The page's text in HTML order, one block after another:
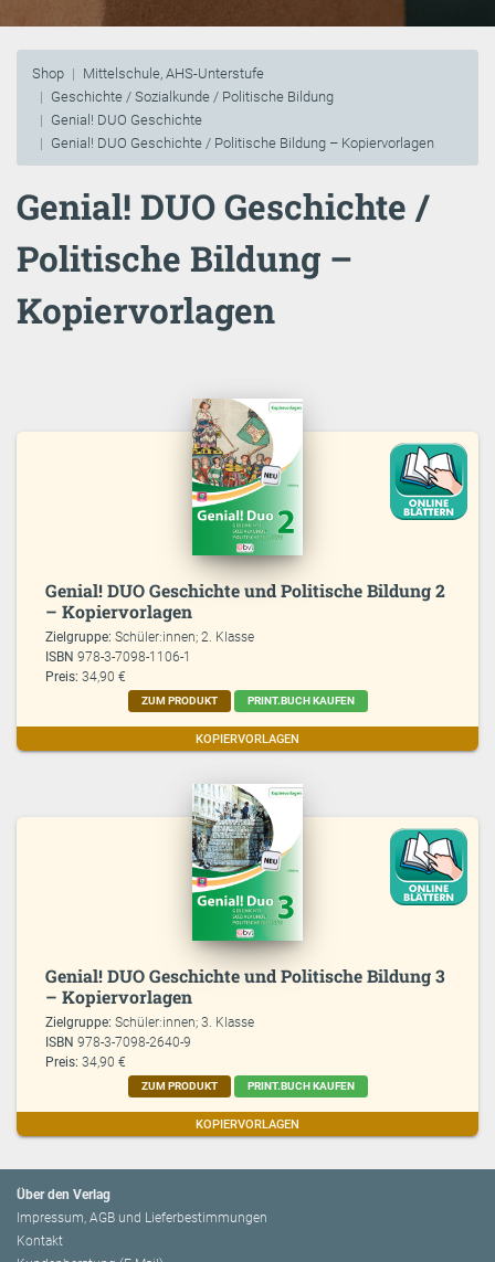
Shop
Mittelschule, AHS-Unterstufe
Geschichte / Sozialkunde / Politische Bildung
Genial! DUO Geschichte
Genial! DUO Geschichte / Politische Bildung – Kopiervorlagen
Genial! DUO Geschichte /
Politische Bildung –
Kopiervorlagen
Genial! DUO Geschichte und Politische Bildung 2
– Kopiervorlagen
Zielgruppe:Schüler:innen; 2. Klasse
ISBN978-3-7098-1106-1
Preis: 34,90 €
ZUM PRODUKT PRINT.BUCH KAUFEN
KOPIERVORLAGEN
Genial! DUO Geschichte und Politische Bildung 3
– Kopiervorlagen
Zielgruppe:Schüler:innen; 3. Klasse
ISBN978-3-7098-2640-9
Preis: 34,90 €
ZUM PRODUKT PRINT.BUCH KAUFEN
KOPIERVORLAGEN
Über den Verlag
Impressum, AGB und Lieferbestimmungen
Kontakt